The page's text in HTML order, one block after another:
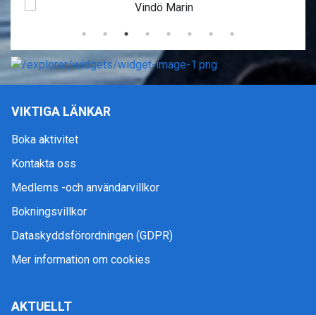
VIKTIGA LÄNKAR
Boka aktivitet
Kontakta oss
Medlems -och användarvillkor
Bokningsvillkor
Dataskyddsförordningen (GDPR)
Mer information om cookies
AKTUELLT